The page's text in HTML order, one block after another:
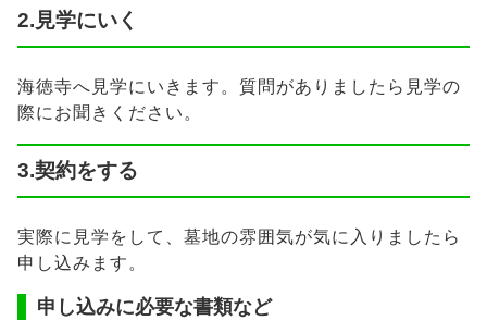
2.見学にいく
海徳寺へ見学にいきます。質問がありましたら見学の
際にお聞きください。
3.契約をする
実際に見学をして、墓地の雰囲気が気に入りましたら
申し込みます。
申し込みに必要な書類など